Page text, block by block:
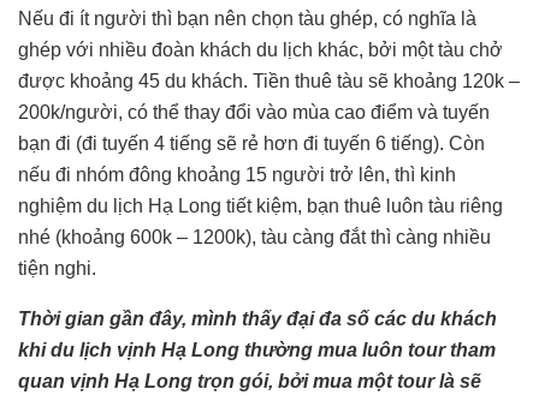
Nếu đi ít người thì bạn nên chọn tàu ghép, có nghĩa là
ghép với nhiều đoàn khách du lịch khác, bởi một tàu chở
được khoảng 45 du khách. Tiền thuê tàu sẽ khoảng 120k –
200k/người, có thể thay đổi vào mùa cao điểm và tuyến
bạn đi (đi tuyến 4 tiếng sẽ rẻ hơn đi tuyến 6 tiếng). Còn
nếu đi nhóm đông khoảng 15 người trở lên, thì kinh
nghiệm du lịch Hạ Long tiết kiệm, bạn thuê luôn tàu riêng
nhé (khoảng 600k – 1200k), tàu càng đắt thì càng nhiều
tiện nghi.
Thời gian gần đây, mình thấy đại đa số các du khách
khi du lịch vịnh Hạ Long thường mua luôn tour tham
quan vịnh Hạ Long trọn gói, bởi mua một tour là sẽ